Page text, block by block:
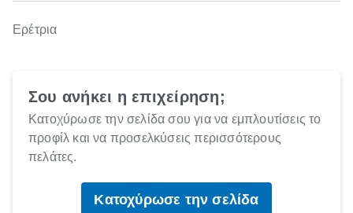
Ερέτρια
Σου ανήκει η επιχείρηση;
Κατοχύρωσε την σελίδα σου για να εμπλουτίσεις το
προφίλ και να προσελκύσεις περισσότερους
πελάτες.
Κατοχύρωσε την σελίδα